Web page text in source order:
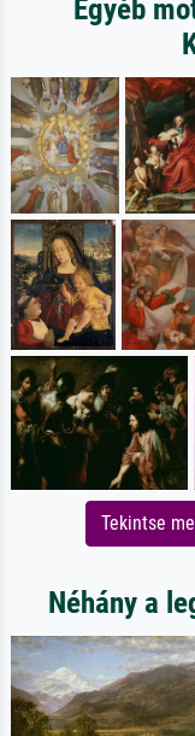
Egyéb
Tekintse
Néhány a